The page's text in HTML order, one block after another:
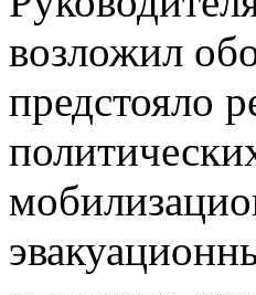
возложил
предстояло